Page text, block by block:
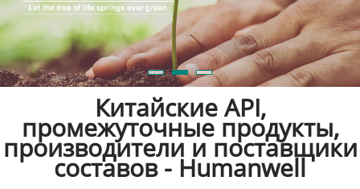
Китайские API,
промежуточные продукты,
производители и поставщики
составов - Humanwell